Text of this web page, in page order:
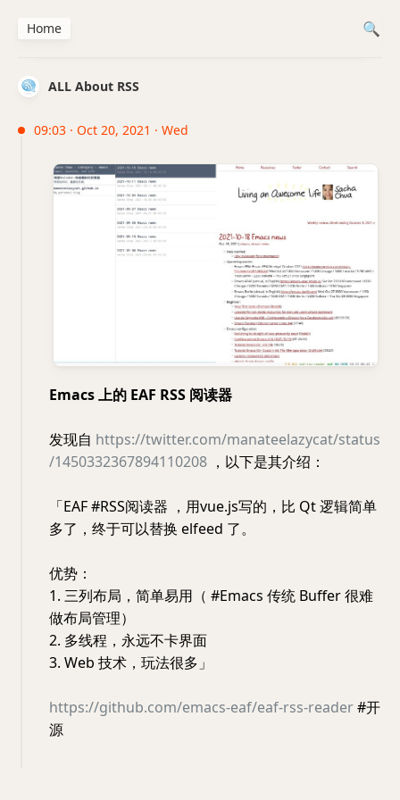
ALL About RSS
09:03 · Oct 20, 2021 · Wed
Emacs 上的 EAF RSS 阅读器
发现自 https://twitter.com/manateelazycat/status
/1450332367894110208 ，以下是其介绍：
「EAF #RSS阅读器 ，用vue.js写的，比 Qt 逻辑简单
多了，终于可以替换 elfeed 了。
优势：
1. 三列布局，简单易用（ #Emacs 传统 Buffer 很难
做布局管理）
2. 多线程，永远不卡界面
3. Web 技术，玩法很多」
https://github.com/emacs-eaf/eaf-rss-reader#开
源
Home